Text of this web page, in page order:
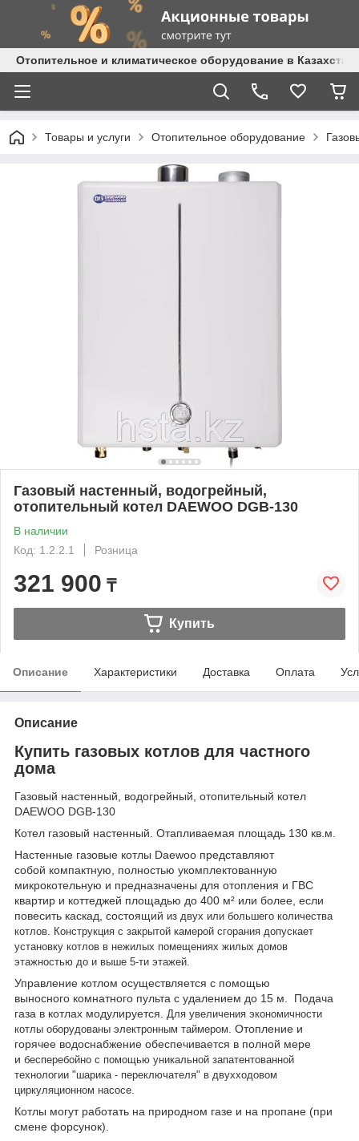
Отопительное и климатическое оборудование в
Товары и услуги Отопительное оборудование
Газовый настенный, водогрейный,
отопительный котел DAEWOO DGB-130
В наличии
Код: 1.2.2.1
Розница
321 900 ₸
Купить
Описание Характеристики Доставка Оплата
Описание
Купить газовых котлов для частного
дома
Газовый настенный, водогрейный, отопительный котел
DAEWOO DGB-130
Котел газовый настенный. Отапливаемая площадь 130 кв.м.
Настенные газовые котлы Daewoo представляют
собой компактную, полностью укомплектованную
микрокотельную и предназначены для отопления и ГВС
квартир и коттеджей площадью до 400 м² или более, если
повесить каскад, состоящий из двух или большего количества
котлов. Конструкция с закрытой камерой сгорания допускает
установку котлов в нежилых помещениях жилых домов
этажностью до и выше 5-ти этажей.
Управление котлом осуществляется с помощью
выносного комнатного пульта с удалением до 15 м. Подача
газа в котлах модулируется. Для увеличения экономичности
котлы оборудованы электронным таймером. Отопление и
горячее водоснабжение обеспечивается в полной мере
и бесперебойно с помощью уникальной запатентованной
технологии "шарика - переключателя" в двухходовом
циркуляционном насосе.
Котлы могут работать на природном газе и на пропане (при
смене форсунок).